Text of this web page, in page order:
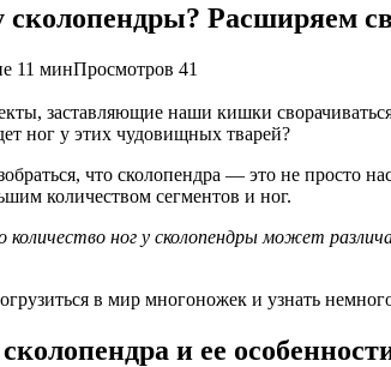
сколопендры? Расширяем
11 минПросмотров 41
заставляющие наши кишки
ног у этих чудовищных тварей?
что сколопендра — это не
количеством сегментов и ног.
ног у сколопендры может
в мир многоножек и узнать
и ее